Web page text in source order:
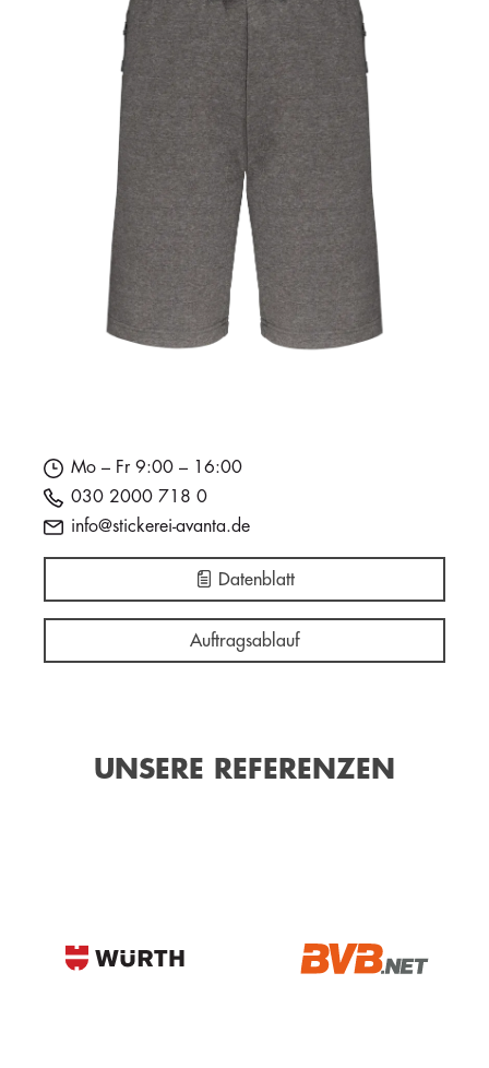
Mo – Fr 9:00 – 16:00
030 2000 718 0
info@stickerei-avanta.de
Datenblatt
Auftragsablauf
UNSERE REFERENZEN